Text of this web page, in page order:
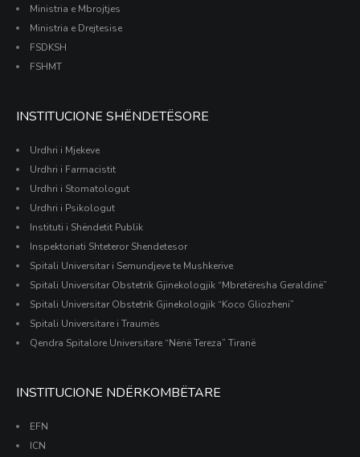
Ministria e Mbrojtjes
Ministria e Drejtesise
FSDKSH
FSHMT
INSTITUCIONE SHËNDETËSORE
Urdhri i Mjekeve
Urdhri i Farmacistit
Urdhri i Stomatologut
Urdhri i Psikologut
Instituti i Shëndetit Publik
Inspektoriati Shteteror Shendetesor
Spitali Universitar i Semundjeve te Mushkerive
Spitali Universitar Obstetrik Gjinekologjik “Mbretëresha Geraldinë”
Spitali Universitar Obstetrik Gjinekologjik “Koco Gliozheni”
Spitali Universitare i Traumës
Qendra Spitalore Universitare “Nënë Tereza” Tiranë
INSTITUCIONE NDËRKOMBËTARE
EFN
ICN